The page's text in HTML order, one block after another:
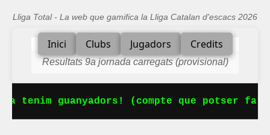
Lliga Total - La web que gamifica la Lliga Catalan d'escacs 2026
Inici Clubs Jugadors Credits
Resultats 9a jornada carregats (provisional)
tenim guanyadors! (compte que potser